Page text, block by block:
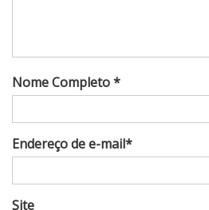
Nome Completo *
Endereço de e-mail*
Site